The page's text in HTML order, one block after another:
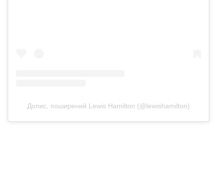
Допис, поширений Lewis Hamilton (@lewishamilton)